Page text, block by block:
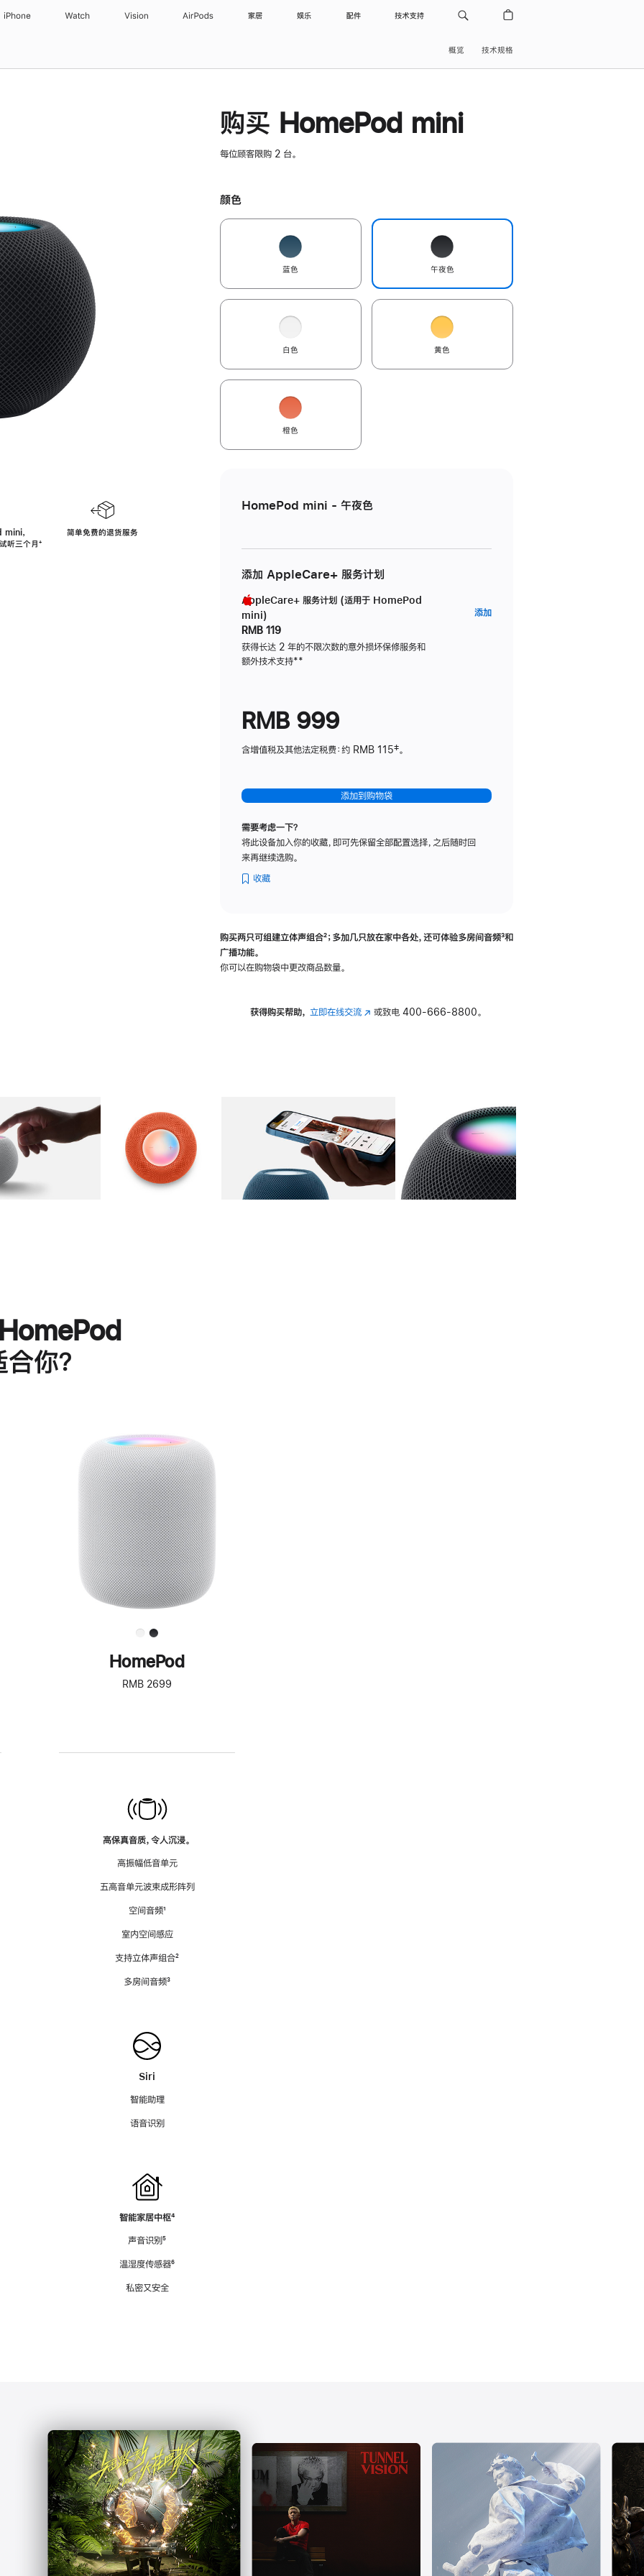
iPhone Watch Vision AirPods 家居 娱乐 配件 技术支持
概览 技术规格
，
听三个月脚
⁺
简单免费的退货服务
购买 HomePod mini
每位顾客限购 2 台。
颜色
蓝色 午夜色
白色 黄色
橙色
HomePod mini - 午夜色
添加 AppleCare+ 服务计划
AppleCare+ 服务计划 (适用于 HomePod
mini)
RMB 119
获得长达 2 年的不限次数的意外损坏保修服务和
额外技术支持脚
**
添加AppleCare+
RMB 999
含增值税及其他法定税费：约 RMB 115‡。
添加到购物袋
需要考虑一下？
将此设备加入你的收藏，即可先保留全部配置选择，之后随时回
来再继续选购。
收藏
购买两只可组建立体声组合脚
²；多加几只放在家中各处，还可体验多‍房‍间音频脚
³和
广播功能。
你可以在购物袋中更改商品数量。
获得购买帮助， 立即在线交流(在 或致电 400-666-8800。
图库 图像 图库 图像 图库 图像 4 图库 图像 5
你？
进
一
步
了
解
HomePod<
HomePod
RMB 2699
高保真音质，令人沉浸。
高振幅低音单元
五高音单元波束成形阵列
空间音频脚
¹
室内空间感应
支持立体声组合脚
²
多房间音频脚
³
Siri
智能助理
语音识别
智能家居中枢脚
⁴
声音识别脚
⁵
温湿度传感器脚
⁶
私密又安全